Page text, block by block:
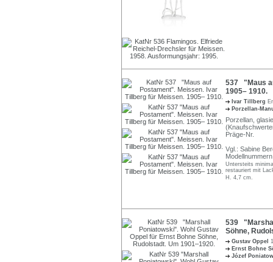
537 "Maus
1905– 1910.
Ivar Tillberg
Porzellan-
Porzellan,
Präge-Nr.
Vgl.: Sabine
Untersteits
restauriert mit
H. 4,7 cm.
539
Söhne,
Gustav Oppel
Ernst Bohne
Józef